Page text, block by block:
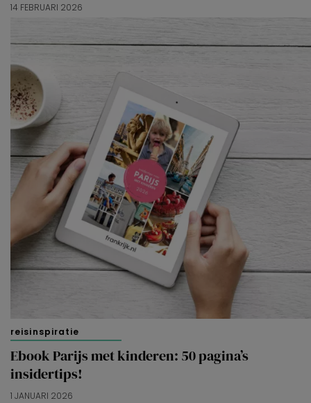
14 FEBRUARI 2026
reisinspiratie
Ebook Parijs met kinderen: 50 pagina’s
insidertips!
1 JANUARI 2026